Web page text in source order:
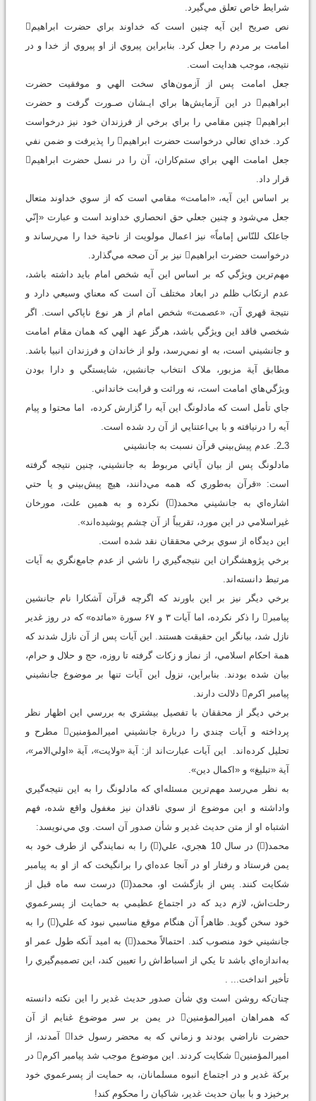
شرايط خاص تعلق مي‌گيرد.
نص صريح اين آيه چنين است که خداوند براي حضرت ابراهيم
امامت بر مردم‌ را جعل کرد. بنابراين پيروي از او پيروي از خدا و در
نتيجه، موجب هدايت‌ است‌.
جعل امامت پس از آزمون‌هاي سخت الهي و موفقيت‌ حضرت
ابراهيم در اين آزمايش‌ها براي ايـشان صـورت گرفت و حضرت‌
ابراهيم چنين مقامي را براي برخي از‌ فرزندان‌ خود نيز‌ درخواست
کرد. خداي تعالي درخواست حضرت ابراهيم را ‌پذيرفت و ضمن نفي
جعل امامت الهي براي ستم‌کاران، آن را در نسل حضرت ابراهيم
قرار داد‌.
‌‌بر اساس‌ اين آيه، «امامت» مقامي است که از سوي خداوند متعال
جعل‌ مي‌شود‌ و چنين جعلي حق انحصاري‌ خداوند است و عبارت «إنّي
جاعلک للنّاس إماماً» نيز اعمال مولويت از ناحية خدا را مي‌رساند و
درخواست حضرت ابراهيم نيز بر آن صحه مي‌گذارد.
مهم‌ترين ويژگي که بر اساس اين آيه شخص امام بايد داشته باشد،
عدم ارتکاب ظلم در ابعاد مختلف آن است که معناي وسيعي دارد و
نتيجة قهري آن، «عصمت» شخص امام از هر نوع ناپاکي است. اگر
شخصي فاقد اين ويژگي باشد، هرگز عهد الهي که همان مقام امامت
و جانشيني است، به او نمي‌رسد، ولو از خاندان و فرزندان انبيا باشد.
مطابق آية مزبور، ملاک انتخاب جانشين، شايستگي و دارا بودن
ويژگي‌هاي امامت است، نه وراثت و قرابت خانداني.
جاي تأمل است که مادلونگ اين آيه را گزارش کرده، اما محتوا و پيام
آيه را درنيافته و با بي‌اعتنايي از آن رد شده است.
3ـ2. عدم پيش‌بيني قرآن نسبت به جانشيني
مادلونگ پس از بيان آياتي مربوط به جانشيني، چنين نتيجه گرفته
است: «قرآن به‌طوري که همه مي‌دانند، هيچ پيش‌بيني و يا حتي
اشاره‌اي به جانشيني محمد() نکرده و به همين علت، مورخان
غيراسلامي در اين مورد، تقريباً از آن چشم پوشيده‌اند».
اين ديدگاه از سوي برخي محققان نقد شده است.
برخي پژوهشگران اين نتيجه‌گيري را ناشي از عدم جامع‌نگري به آيات
مرتبط دانسته‌اند.
برخي ديگر نيز بر اين باورند که اگرچه قرآن آشکارا نام جانشين
پيامبر را ذکر نکرده، اما آيات ۳ و ۶۷ سورة «مائده» که در روز غدير
نازل شد، بيانگر اين حقيقت هستند. اين آيات پس از آن نازل شدند که
همة احکام اسلامي، از نماز و زکات گرفته تا روزه، حج و حلال و حرام،
بيان شده بودند. بنابراين، نزول اين آيات تنها بر موضوع جانشيني
پيامبر اکرم دلالت دارند.
برخي ديگر از محققان با تفصيل بيشتري به بررسي اين اظهار نظر
پرداخته و آيات چندي را دربارة جانشيني اميرالمؤمنين مطرح و
تحليل کرده‌اند. اين آيات عبارت‌اند از: آية «ولايت»، آية «اولي‌الامر»،
آية «تبليغ» و «اکمال دين».
به ‌نظر مي‌رسد مهم‌ترين مسئله‌اي که مادلونگ را به اين نتيجه‌گيري
واداشته و اين موضوع از سوي ناقدان نيز مغفول واقع شده، فهم
اشتباه او از متن حديث غدير و شأن صدور آن است. وي مي‌نويسد:
محمد() در سال 10 هجري، علي() را به نمايندگي از طرف خود به
يمن فرستاد و رفتار او در آنجا عده‌اي را برانگيخت که از او به پيامبر
شکايت کنند. پس از بازگشت او، محمد() درست سه ماه قبل از
رحلت‌اش، لازم ديد که در اجتماع عظيمي به حمايت از پسرعموي
خود سخن گويد. ظاهراً آن هنگام موقع مناسبي نبود که علي() را به
جانشيني خود منصوب کند. احتمالاً محمد() به اميد آنکه طول عمر او
به‌اندازه‌اي باشد تا يکي از اسباط‌اش را تعيين کند، اين تصميم‌گيري را
تأخير انداخت... .
چنان‌که روشن است وي شأن صدور حديث غدير را اين نکته دانسته
که همراهان اميرالمؤمنين در يمن بر سر موضوع غنايم از آن
حضرت ناراضي بودند و زماني که به محضر رسول خدا آمدند، از
اميرالمؤمنين شکايت کردند. اين موضوع موجب شد پيامبر اکرم در
برکة غدير و در اجتماع انبوه مسلمانان، به حمايت از پسرعموي خود
برخيزد و با بيان حديث غدير، شاکيان را محکوم کند!